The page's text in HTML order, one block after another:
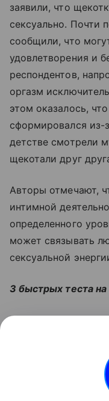
заявили, что
сексуально. Почти
сообщили, что
удовлетворения и
респондентов,
оргазм
этом оказалось,
сформировался из-
детстве смотрели
щекотали друг
Авторы отмечают,
интимной
определенного
может связывать
сексуальной
3 быстрых теста
Читайте также: